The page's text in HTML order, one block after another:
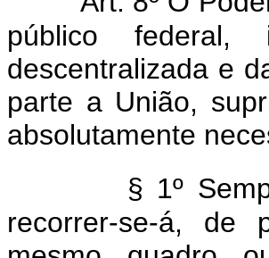
público federal,
descentralizada e
parte a União,
absolutamente
§ 1º
recorrer-se-á, de